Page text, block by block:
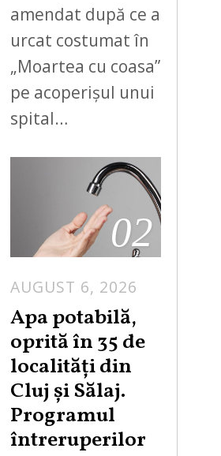
amendat după ce a
urcat costumat în
„Moartea cu coasa”
pe acoperișul unui
spital…
02
AUGUST 6, 2026
Apa potabilă,
oprită în 35 de
localități din
Cluj și Sălaj.
Programul
întreruperilor